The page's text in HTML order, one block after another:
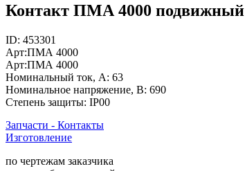
Контакт ПМА 4000 подвижный
ID: 453301
Арт:ПМА 4000
Арт:ПМА 4000
Номинальный ток, А: 63
Номинальное напряжение, В: 690
Степень защиты: IP00
Запчасти - Контакты
Изготовление
по чертежам заказчика